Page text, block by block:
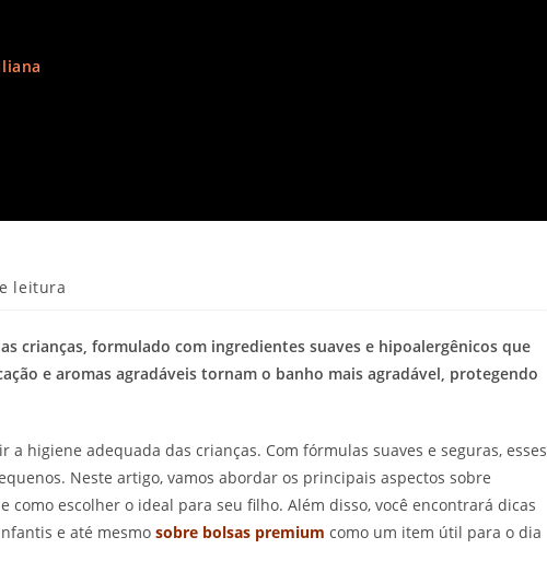
leitura
crianças, formulado com ingredientes suaves e hipoalergênicos que
e aromas agradáveis tornam o banho mais agradável, protegendo
a higiene adequada das crianças. Com fórmulas suaves e seguras, esses
Neste artigo, vamos abordar os principais aspectos sobre
escolher o ideal para seu filho. Além disso, você encontrará dicas
e até mesmo sobre bolsas premium como um item útil para o dia